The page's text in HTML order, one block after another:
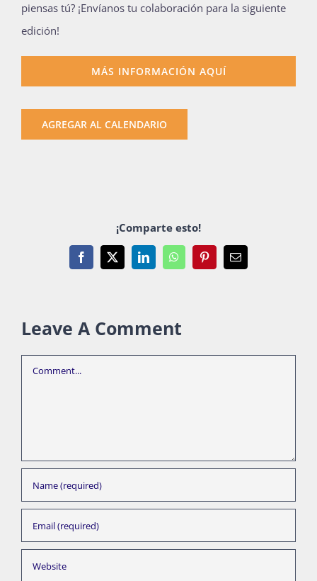
piensas tú? ¡Envíanos tu colaboración para la siguiente
edición!
MÁS INFORMACIÓN AQUÍ
AGREGAR AL CALENDARIO
¡Comparte esto!
Facebook
X LinkedInWhatsAppPinterestEmail
Leave A Comment
Comment